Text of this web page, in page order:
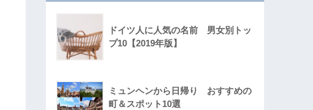
ドイツ人に人気の名前 男女別トッ
プ10【2019年版】
ミュンヘンから日帰り おすすめの
町＆スポット10選